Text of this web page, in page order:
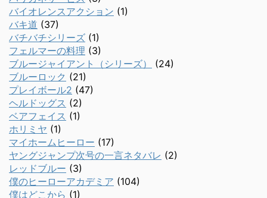
バイオレンスアクション (1)
バキ道 (37)
バチバチシリーズ (1)
フェルマーの料理 (3)
ブルージャイアント（シリーズ）
(24)
ブルーロック (21)
プレイボール2 (47)
ヘルドッグス (2)
ベアフェイス (1)
ホリミヤ (1)
マイホームヒーロー (17)
ヤングジャンプ次号の一言ネタバレ (2)
レッドブルー (3)
僕のヒーローアカデミア (104)
僕はどこから (1)